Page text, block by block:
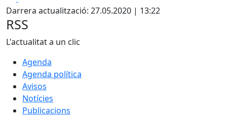
Darrera actualització: 27.05.2020 | 13:22
RSS
L'actualitat a un clic
Agenda
Agenda política
Avisos
Notícies
Publicacions